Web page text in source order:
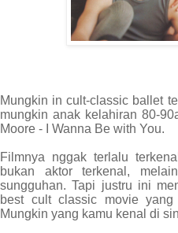
Mungkin in cult-classic ballet
mungkin anak kelahiran 80-
Moore - I Wanna Be with You.
Filmnya nggak terlalu
bukan aktor terkenal,
sungguhan. Tapi justru ini
best cult classic movie yang
Mungkin yang kamu kenal di